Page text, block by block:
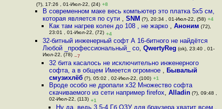
(?), 17:26 , 01-Июл-22, (24) +8
В современном маке весь компьютер это платка 5х5 см,
которая является по сути , SNM (?), 20:34 , 01-Июл-22, (58) +4
Как там нагрев колен до 108 , не жарко ,Аноним (72),
23:01 , 01-Июл-22, (72) +4
32-битный инженерный софт А 16-битного не найдётся
Любой _профессиональный_ со, QwertyReg (ok), 23:40 , 01-
Июл-22, (78) –7
32 бита касалось не исключительно инженерного
софта, а в общем Имеется огромное , Бывалый
смузихлёб (?), 05:02 , 02-Июл-22, (100) +1
Вроде особо не дропали x32 Множество софта
скачиваемого из сети например firefox,Alladin (?), 09:48 ,
02-Июл-22, (113) +1
Ну да, ведь 3,5-4 Гб ОЗУ для браузера хватит всем ,